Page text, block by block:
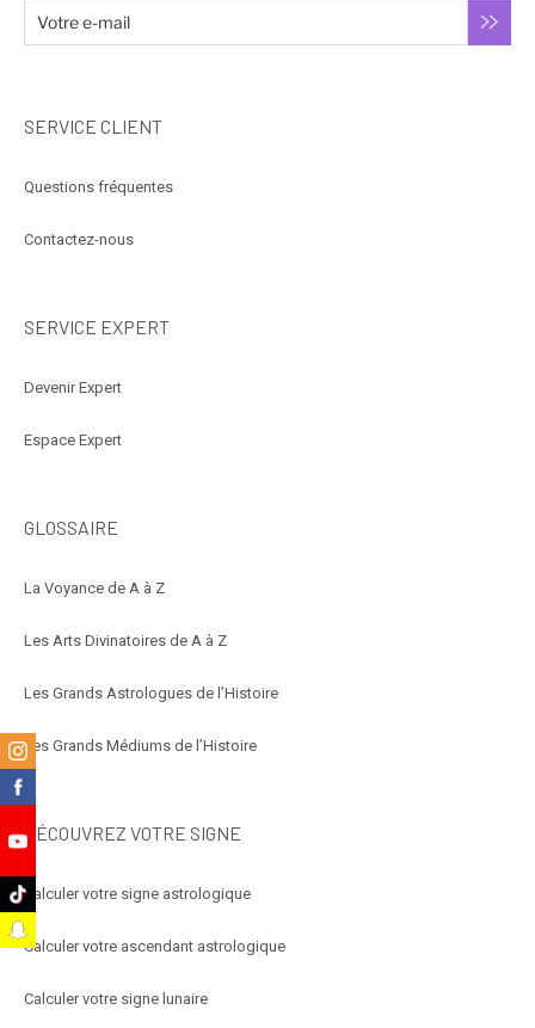
SERVICE CLIENT
Questions fréquentes
Contactez-nous
SERVICE EXPERT
Devenir Expert
Espace Expert
GLOSSAIRE
La Voyance de A à Z
Les Arts Divinatoires de A à Z
Les Grands Astrologues de l’Histoire
Les Grands Médiums de l’Histoire
DÉCOUVREZ VOTRE SIGNE
Calculer votre signe astrologique
Calculer votre ascendant astrologique
Calculer votre signe lunaire